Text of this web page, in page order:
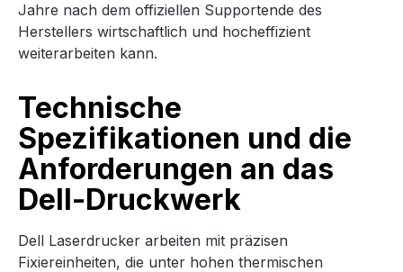
Jahre nach dem offiziellen Supportende des
Herstellers wirtschaftlich und hocheffizient
weiterarbeiten kann.
Technische
Spezifikationen und die
Anforderungen an das
Dell-Druckwerk
Dell Laserdrucker arbeiten mit präzisen
Fixiereinheiten, die unter hohen thermischen